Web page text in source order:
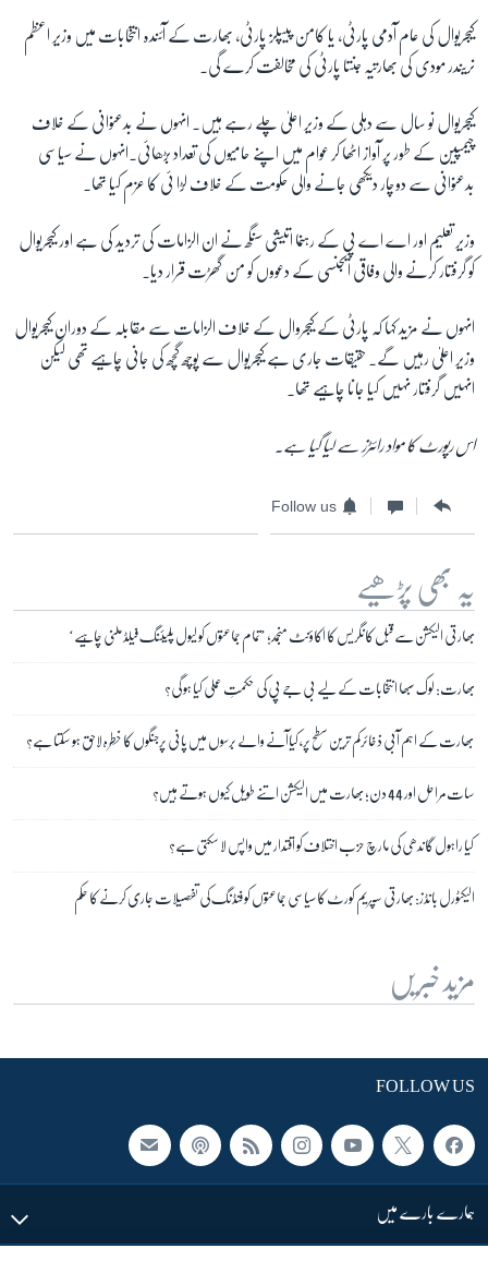
کیجریوال کی عام آدمی پارٹی، یا کامن پیپلز پارٹی، بھارت کے آئندہ انتخابات میں وزیر اعظم
نریندر مودی کی بھارتیہ جنتا پارٹی کی مخالفت کرے گی۔
کیجریوال نو سال سے دہلی کے وزیر اعلیٰ چلے رہے ہیں۔ انہوں نے بدعنوانی کے خلاف
چیمپین کے طور پر آواز اٹھا کر عوام میں اپنے حامیوں کی تعداد بڑھائی۔انہوں نے سیاسی
بدعنوانی سے دوچار دیکھی جانے والی حکومت کے خلاف لڑا ئی کا عزم کیا تھا۔
وزیر تعلیم اور اے اے پی کے رہنما اتیشی سنگھ نے ان الزامات کی تردید کی ہے اور کیجریوال
کو گرفتار کرنے والی وفاقی ایجنسی کے دعووں کو من گھڑت قرار دیا۔
انہوں نے مزید کہا کہ پارٹی کے کیجروال کے خلاف الزامات سے مقابلہ کے دوران کیجریوال
وزیر اعلیٰ رہیں گے۔ حقیقات جاری ہے کیجریوال سے پوچھ گچھ کی جانی چاہیے تھی لیکن
انہیں گرفتار نہیں کیا جانا چاہیے تھا۔
اس رپورٹ کا مواد رائٹرز سے لیا گیا ہے۔
Follow us
یہ بھی پڑھیے
بھارتی الیکشن سے قبل کانگریس کا اکاؤنٹ منجمد؛ ’تمام جماعتوں کو لیول پلیئنگ فیلڈ ملنی چاہیے‘
بھارت: لوک سبھا انتخابات کے لیے بی جے پی کی حکمتِ عملی کیا ہو گی؟
بھارت کے اہم آبی ذخائرکم ترین سطح پر، کیاآنے والے برسوں میں پانی پرجنگوں کا خطرہ لاحق ہو سکتا ہے؟
سات مراحل اور 44 دن؛ بھارت میں الیکشن اتنے طویل کیوں ہوتے ہیں؟
کیا راہول گاندھی کی مارچ حزب اختلاف کو اقتدار میں واپس لا سکتی ہے؟
الیکٹورل بانڈز: بھارتی سپریم کورٹ کا سیاسی جماعتوں کو فنڈنگ کی تفصیلات جاری کرنے کا حکم
مزید خبریں
FOLLOW US
ہمارے بارے میں